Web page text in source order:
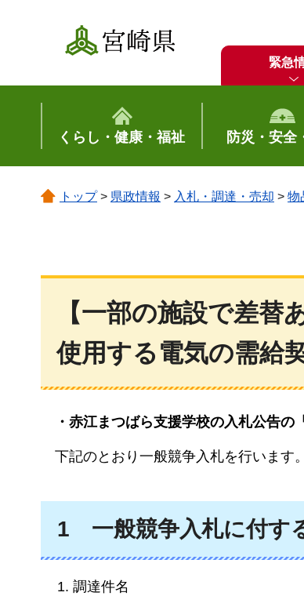
宮崎県
緊急
くらし・健康・福祉 防災・安全
トップ> 県政情報 > 入札・調達・売却 > 物
【一部の施設で差替
使用する電気の需給
・赤江まつばら支援学校の入札公告の
下記のとおり一般競争入札を行います。
1 一般競争入札に付す
調達件名